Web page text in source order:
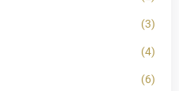
(3)
(4)
(6)